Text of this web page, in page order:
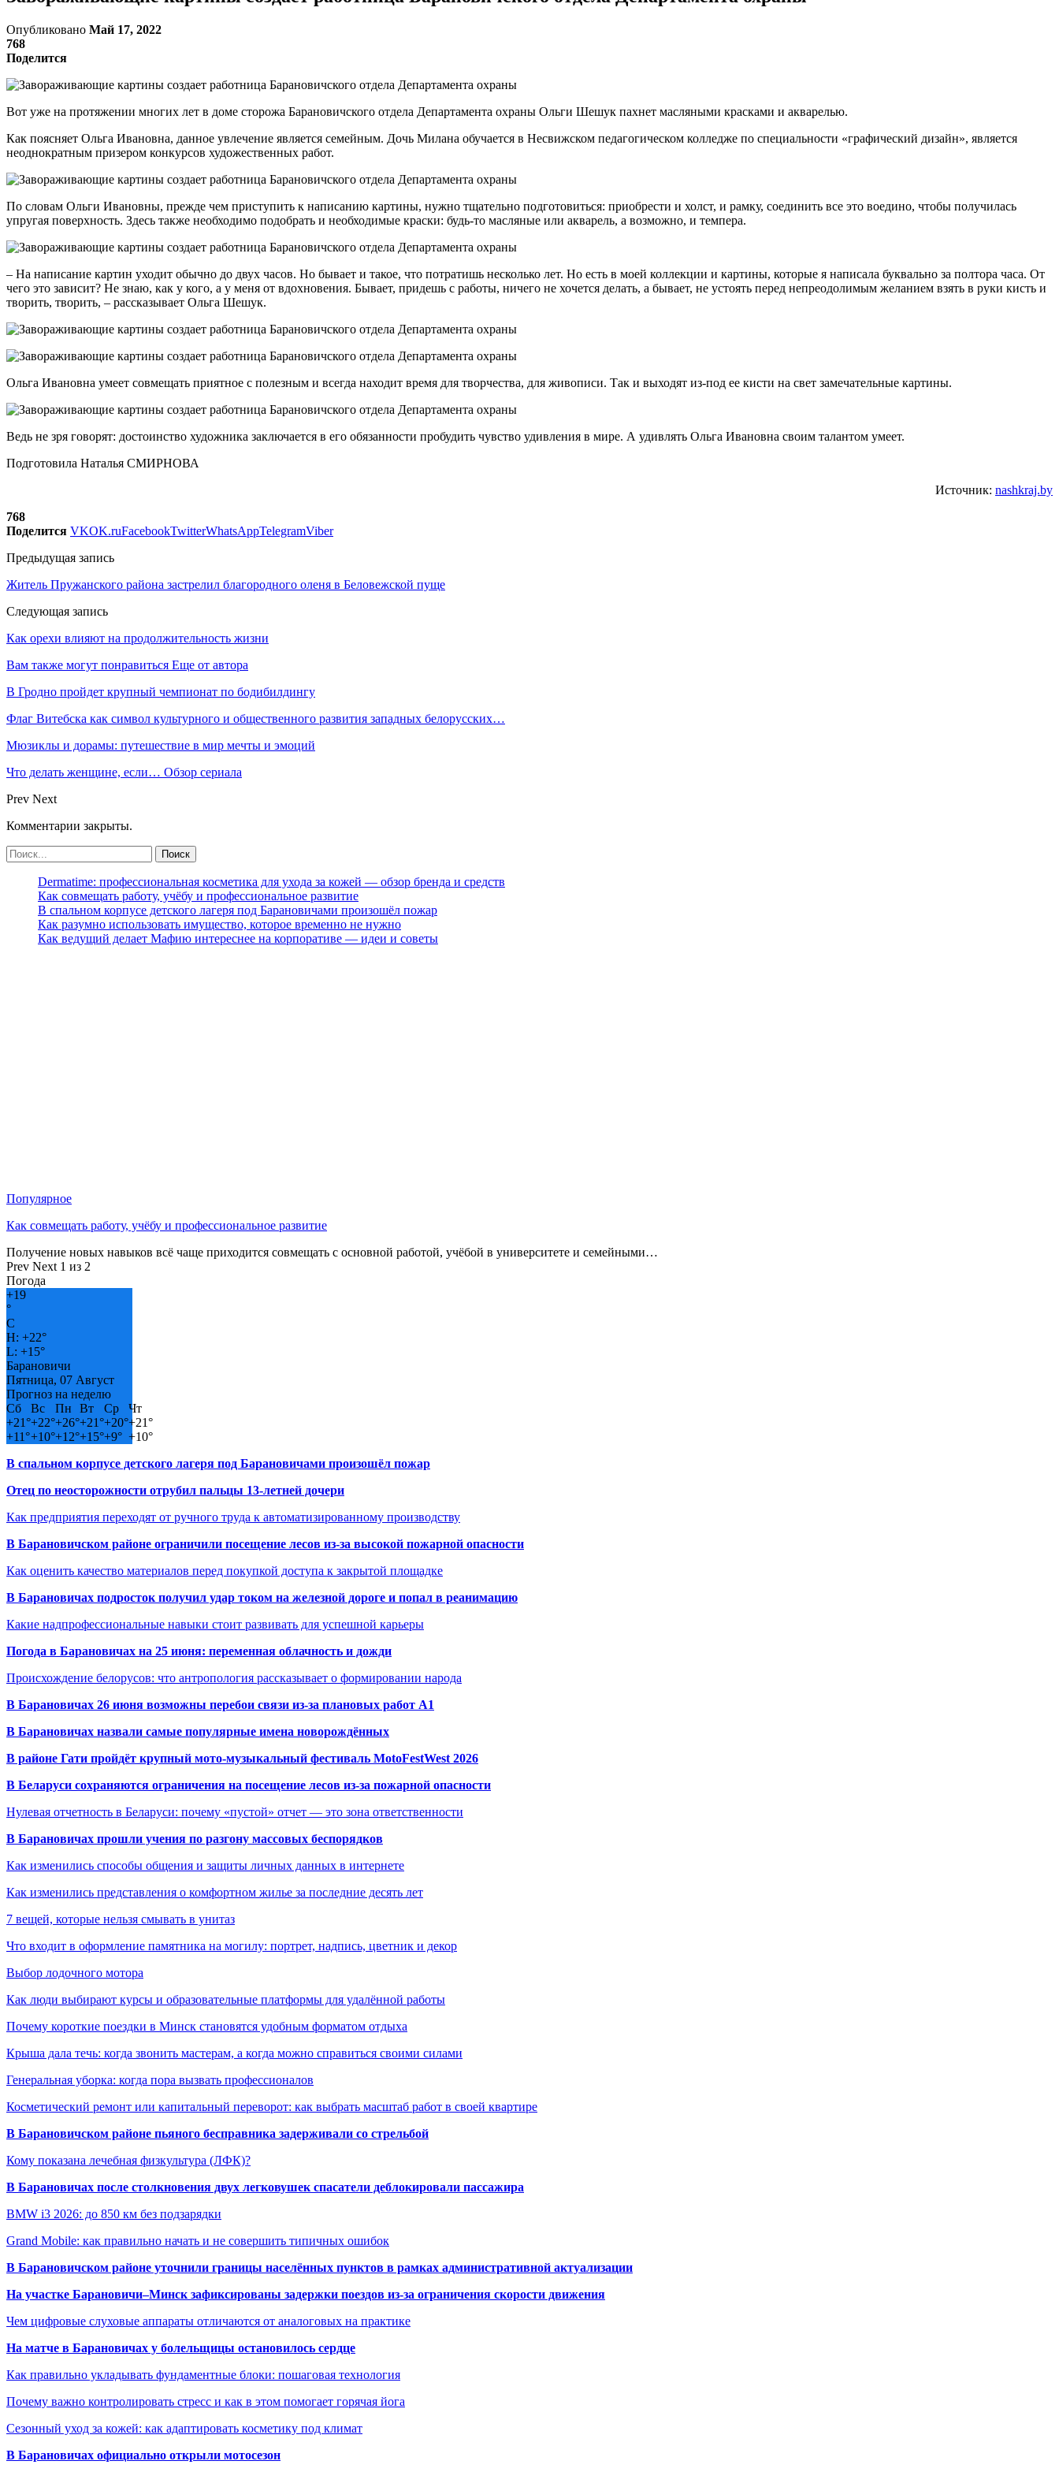
Опубликовано Май 17, 2022
768
Поделится
Вот уже на протяжении многих лет в доме сторожа Барановичского отдела Департамента охраны Ольги Шешук пахнет масляными красками и акварелью.
Как поясняет Ольга Ивановна, данное увлечение является семейным. Дочь Милана обучается в Несвижском педагогическом колледже по специальности «графический дизайн», является
неоднократным призером конкурсов художественных работ.
По словам Ольги Ивановны, прежде чем приступить к написанию картины, нужно тщательно подготовиться: приобрести и холст, и рамку, соединить все это воедино, чтобы получилась
упругая поверхность. Здесь также необходимо подобрать и необходимые краски: будь-то масляные или акварель, а возможно, и темпера.
– На написание картин уходит обычно до двух часов. Но бывает и такое, что потратишь несколько лет. Но есть в моей коллекции и картины, которые я написала буквально за полтора часа. От
чего это зависит? Не знаю, как у кого, а у меня от вдохновения. Бывает, придешь с работы, ничего не хочется делать, а бывает, не устоять перед непреодолимым желанием взять в руки кисть и
творить, творить, – рассказывает Ольга Шешук.
Ольга Ивановна умеет совмещать приятное с полезным и всегда находит время для творчества, для живописи. Так и выходят из-под ее кисти на свет замечательные картины.
Ведь не зря говорят: достоинство художника заключается в его обязанности пробудить чувство удивления в мире. А удивлять Ольга Ивановна своим талантом умеет.
Подготовила Наталья СМИРНОВА
Источник: nashkraj.by
768
Поделится VKOK.ruFacebookTwitterWhatsAppTelegramViber
Предыдущая запись
Житель Пружанского района застрелил благородного оленя в Беловежской пуще
Следующая запись
Как орехи влияют на продолжительность жизни
Вам также могут понравиться Еще от автора
В Гродно пройдет крупный чемпионат по бодибилдингу
Флаг Витебска как символ культурного и общественного развития западных белорусских…
Мюзиклы и дорамы: путешествие в мир мечты и эмоций
Что делать женщине, если… Обзор сериала
Prev Next
Комментарии закрыты.
Dermatime: профессиональная косметика для ухода за кожей — обзор бренда и средств
Как совмещать работу, учёбу и профессиональное развитие
В спальном корпусе детского лагеря под Барановичами произошёл пожар
Как разумно использовать имущество, которое временно не нужно
Как ведущий делает Мафию интереснее на корпоративе — идеи и советы
Популярное
Как совмещать работу, учёбу и профессиональное развитие
Получение новых навыков всё чаще приходится совмещать с основной работой, учёбой в университете и семейными…
Prev Next 1 из 2
Погода
+19
°
C
H: +22°
L: +15°
Барановичи
Пятница, 07 Август
Прогноз на неделю
Сб
Вс Пн Вт Ср
Чт
+21°+22°+26°+21°+20°+21°
+11°+10°+12°+15°+9° +10°
В спальном корпусе детского лагеря под Барановичами произошёл пожар
Отец по неосторожности отрубил пальцы 13-летней дочери
Как предприятия переходят от ручного труда к автоматизированному производству
В Барановичском районе ограничили посещение лесов из-за высокой пожарной опасности
Как оценить качество материалов перед покупкой доступа к закрытой площадке
В Барановичах подросток получил удар током на железной дороге и попал в реанимацию
Какие надпрофессиональные навыки стоит развивать для успешной карьеры
Погода в Барановичах на 25 июня: переменная облачность и дожди
Происхождение белорусов: что антропология рассказывает о формировании народа
В Барановичах 26 июня возможны перебои связи из-за плановых работ A1
В Барановичах назвали самые популярные имена новорождённых
В районе Гати пройдёт крупный мото-музыкальный фестиваль MotoFestWest 2026
В Беларуси сохраняются ограничения на посещение лесов из-за пожарной опасности
Нулевая отчетность в Беларуси: почему «пустой» отчет — это зона ответственности
В Барановичах прошли учения по разгону массовых беспорядков
Как изменились способы общения и защиты личных данных в интернете
Как изменились представления о комфортном жилье за последние десять лет
7 вещей, которые нельзя смывать в унитаз
Что входит в оформление памятника на могилу: портрет, надпись, цветник и декор
Выбор лодочного мотора
Как люди выбирают курсы и образовательные платформы для удалённой работы
Почему короткие поездки в Минск становятся удобным форматом отдыха
Крыша дала течь: когда звонить мастерам, а когда можно справиться своими силами
Генеральная уборка: когда пора вызвать профессионалов
Косметический ремонт или капитальный переворот: как выбрать масштаб работ в своей квартире
В Барановичском районе пьяного бесправника задерживали со стрельбой
Кому показана лечебная физкультура (ЛФК)?
В Барановичах после столкновения двух легковушек спасатели деблокировали пассажира
BMW i3 2026: до 850 км без подзарядки
Grand Mobile: как правильно начать и не совершить типичных ошибок
В Барановичском районе уточнили границы населённых пунктов в рамках административной актуализации
На участке Барановичи–Минск зафиксированы задержки поездов из-за ограничения скорости движения
Чем цифровые слуховые аппараты отличаются от аналоговых на практике
На матче в Барановичах у болельщицы остановилось сердце
Как правильно укладывать фундаментные блоки: пошаговая технология
Почему важно контролировать стресс и как в этом помогает горячая йога
Сезонный уход за кожей: как адаптировать косметику под климат
В Барановичах официально открыли мотосезон